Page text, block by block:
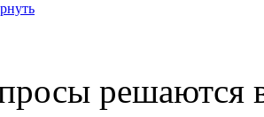
решаются